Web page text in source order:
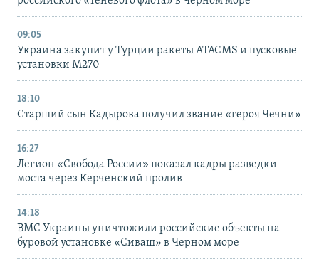
09:05
Украина закупит у Турции ракеты ATACMS и пусковые
установки M270
18:10
Старший сын Кадырова получил звание «героя Чечни»
16:27
Легион «Свобода России» показал кадры разведки
моста через Керченский пролив
14:18
ВМС Украины уничтожили российские объекты на
буровой установке «Сиваш» в Черном море